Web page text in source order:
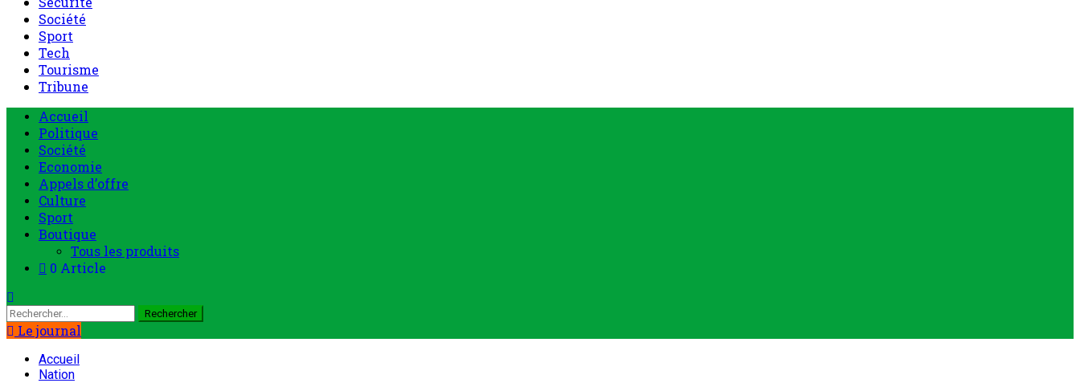
Société
Sport
Tech
Tourisme
Tribune
Accueil
Politique
Société
Economie
Appels d’offre
Culture
Sport
Boutique
Tous les produits
0 Article
Le journal
Accueil
Nation